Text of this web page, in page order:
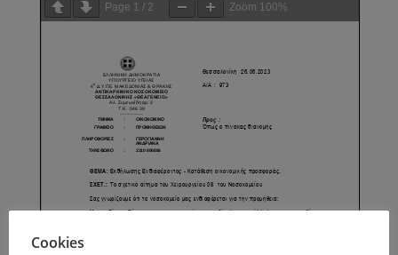
Page 1 / 2 Zoom 100%
Cookies